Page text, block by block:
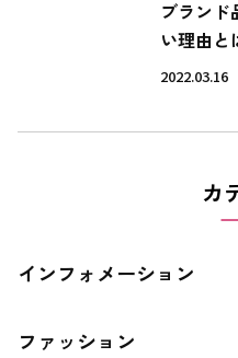
ブランド
い理由と
2022.03.16
カ
インフォメーション
ファッション